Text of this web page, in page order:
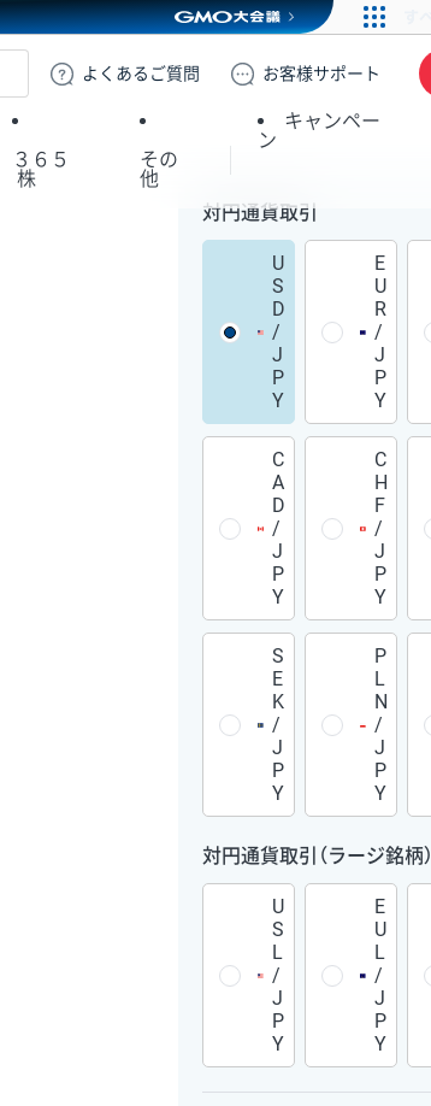
GMOクリック証券
よくある ご質問 お客様サポート
３６５
株
その
他
キャンペー
ン
対円通貨取引
U
S
D
/
J
P
Y
E
U
R
/
J
P
Y
C
A
D
/
J
P
Y
C
H
F
/
J
P
Y
S
E
K
/
J
P
Y
P
L
N
/
J
P
Y
対円通貨取引（ラージ銘柄）
U
S
L
/
J
P
Y
E
U
L
/
J
P
Y